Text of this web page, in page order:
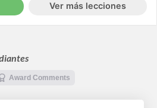
Ver más lecciones
Award Comments